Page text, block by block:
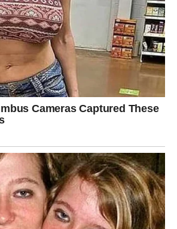
poklon, dobitak, nova poslovna
zarade kroz nešto što vole da rade.
ali upravo zato im se ponekad
njih.
osećaj olakšanja i potvrdu da se
onima koji veruju u svoje snove.